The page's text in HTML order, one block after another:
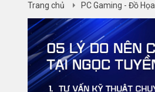
Trang chủ PC Gaming - Đồ Họa